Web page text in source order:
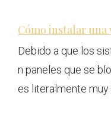
Cómo instalar
Debido a que los
n paneles que se
es literalmente muy